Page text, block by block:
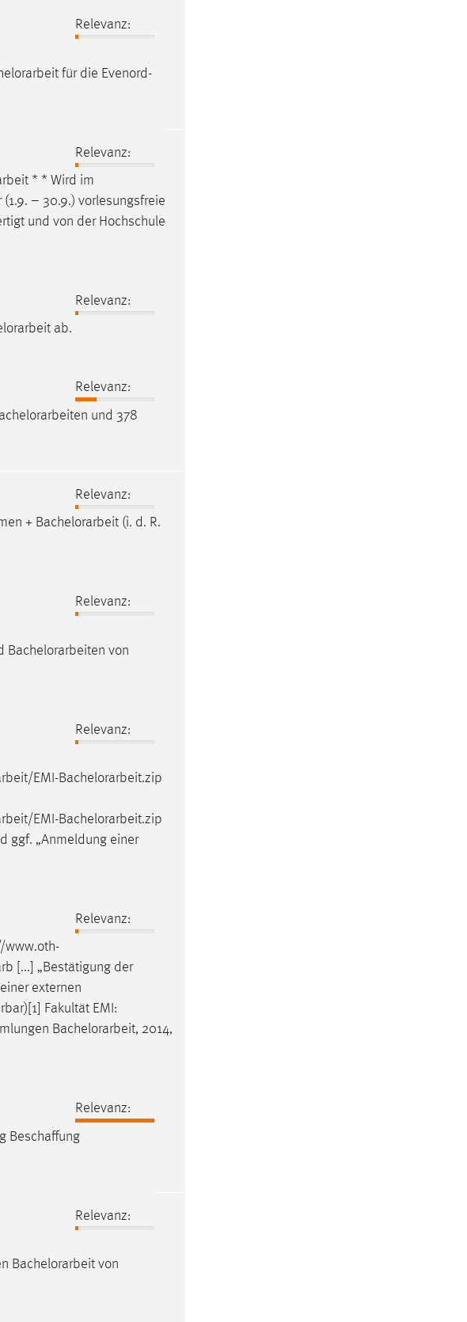
Relevanz:
für die Evenord-
Relevanz:
* * Wird im
– 30.9.) vorlesungsfreie
und von der Hochschule
Relevanz:
ab.
Relevanz:
und 378
Relevanz:
+ Bachelorarbeit (i. d. R.
Relevanz:
Bachelorarbeiten von
Relevanz:
EMI-Bachelorarbeit.zip
EMI-Bachelorarbeit.zip
ggf. „Anmeldung einer
Relevanz:
www.oth-
[...] „Bestätigung der
externen
Fakultät EMI:
Bachelorarbeit, 2014,
Relevanz:
Beschaffung
Relevanz:
Bachelorarbeit von